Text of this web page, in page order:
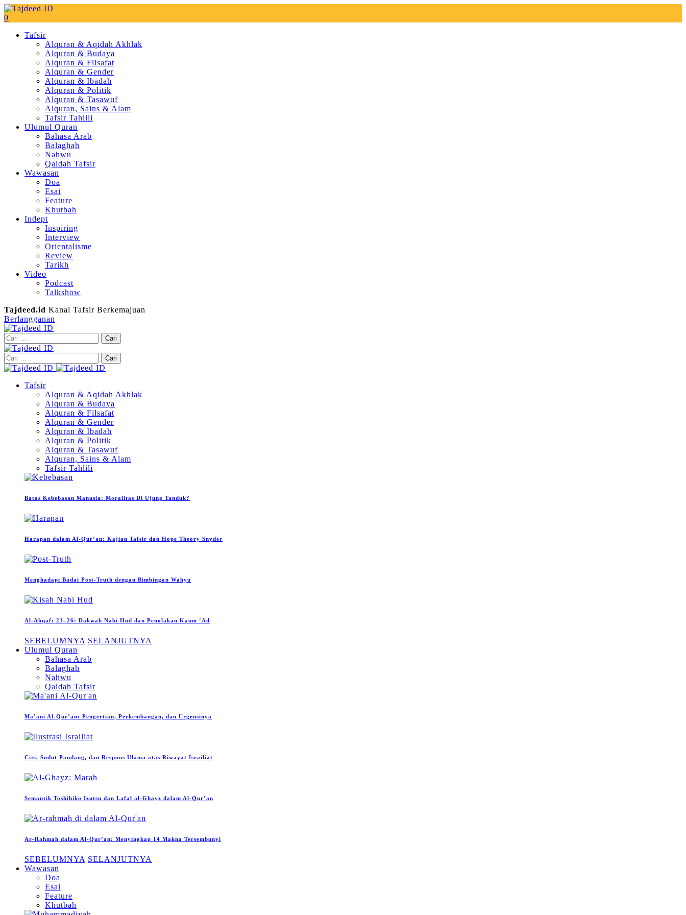
0
Tafsir
Alquran & Aqidah Akhlak
Alquran & Budaya
Alquran & Filsafat
Alquran & Gender
Alquran & Ibadah
Alquran & Politik
Alquran & Tasawuf
Alquran, Sains & Alam
Tafsir Tahlili
Ulumul Quran
Bahasa Arab
Balaghah
Nahwu
Qaidah Tafsir
Wawasan
Doa
Esai
Feature
Khutbah
Indept
Inspiring
Interview
Orientalisme
Review
Tarikh
Video
Podcast
Talkshow
Tajdeed.id Kanal Tafsir Berkemajuan
Berlangganan
Cari
untuk:
Cari
untuk:
Tafsir
Alquran & Aqidah Akhlak
Alquran & Budaya
Alquran & Filsafat
Alquran & Gender
Alquran & Ibadah
Alquran & Politik
Alquran & Tasawuf
Alquran, Sains & Alam
Tafsir Tahlili
Batas Kebebasan Manusia: Moralitas Di Ujung Tanduk?
Harapan dalam Al-Qur’an: Kajian Tafsir dan Hope Theory Snyder
Menghadapi Badai Post-Truth dengan Bimbingan Wahyu
Al-Ahqaf: 21–26: Dakwah Nabi Hud dan Penolakan Kaum ‘Ad
SEBELUMNYA SELANJUTNYA
Ulumul Quran
Bahasa Arab
Balaghah
Nahwu
Qaidah Tafsir
Ma’ani Al-Qur’an: Pengertian, Perkembangan, dan Urgensinya
Ciri, Sudut Pandang, dan Respons Ulama atas Riwayat Israiliat
Semantik Toshihiko Izutsu dan Lafal al-Ghayz dalam Al-Qur’an
Ar-Rahmah dalam Al-Qur’an: Menyingkap 14 Makna Tersembunyi
SEBELUMNYA SELANJUTNYA
Wawasan
Doa
Esai
Feature
Khutbah